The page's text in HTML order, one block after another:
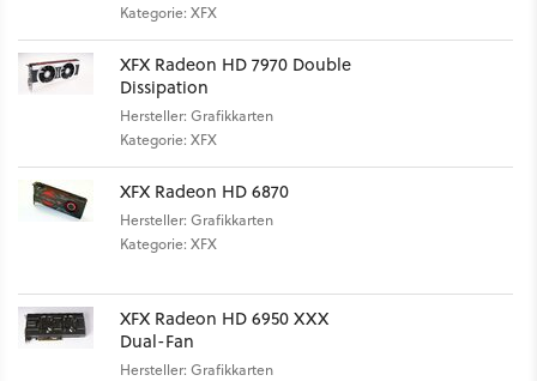
Kategorie: XFX
XFX Radeon HD 7970 Double
Dissipation
Hersteller: Grafikkarten
Kategorie: XFX
XFX Radeon HD 6870
Hersteller: Grafikkarten
Kategorie: XFX
XFX Radeon HD 6950 XXX
Dual-Fan
Hersteller: Grafikkarten